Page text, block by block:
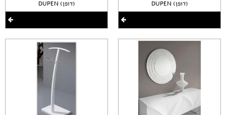
DUPEN (דופן) DUPEN (דופן)